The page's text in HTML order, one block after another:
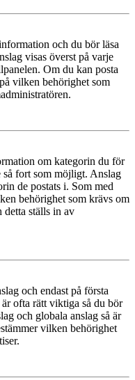
och du bör läsa
visas överst på varje
Om du kan posta
vilken behörighet som
om kategorin du för
fort som möjligt. Anslag
de postats i. Som med
behörighet som krävs om
detta ställs in av
och endast på första
ofta rätt viktiga så du bör
och globala anslag så är
vilken behörighet